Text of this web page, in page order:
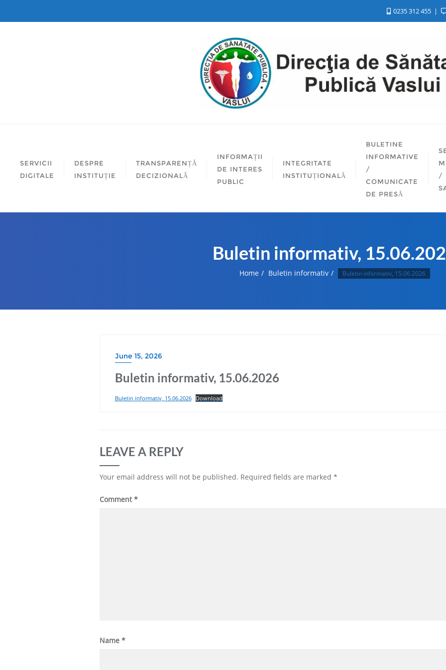
0235 312 455
SERVICII
DIGITALE
DESPRE
INSTITUȚIE
TRANSPARENȚĂ
DECIZIONALĂ
INFORMAȚII
DE INTERES
PUBLIC
INTEGRITATE
INSTITUȚIONALĂ
BULETINE
INFORMATIVE
/
COMUNICATE
DE PRESĂ
/
Buletin informativ,
Home Buletin informativ Buletin informativ, 15.06.2026
June 15, 2026
Buletin informativ, 15.06.2026
Buletin informativ, 15.06.2026 Download
LEAVE A REPLY
Your email address will not be published. Required fields are marked *
Comment*
Name *